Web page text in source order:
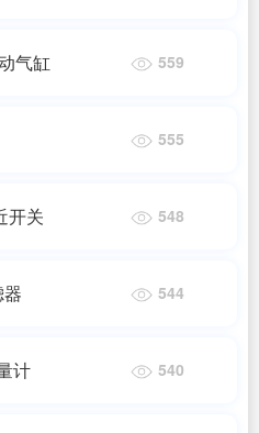
气缸 559
555
开关 548
544
计 540